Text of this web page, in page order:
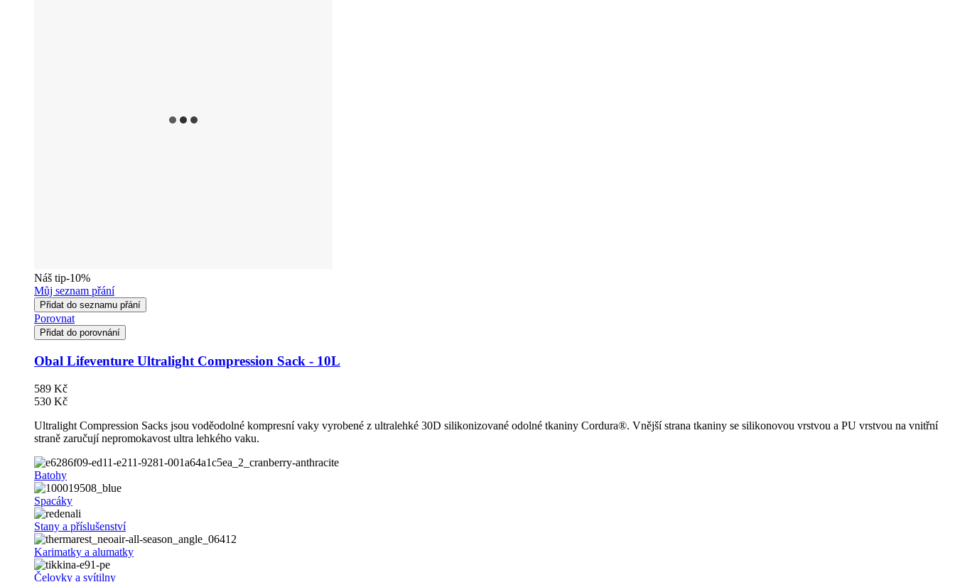
Náš tip-10%
Můj seznam přání
Přidat do seznamu přání
Porovnat
Přidat do porovnání
Obal Lifeventure Ultralight Compression Sack - 10L
589 Kč
530 Kč
Ultralight Compression Sacks jsou voděodolné kompresní vaky vyrobené z ultralehké 30D silikonizované odolné tkaniny Cordura®. Vnější strana tkaniny se silikonovou vrstvou a PU vrstvou na vnitřní
straně zaručují nepromokavost ultra lehkého vaku.
Batohy
Spacáky
Stany a příslušenství
Karimatky a alumatky
Čelovky a svítilny